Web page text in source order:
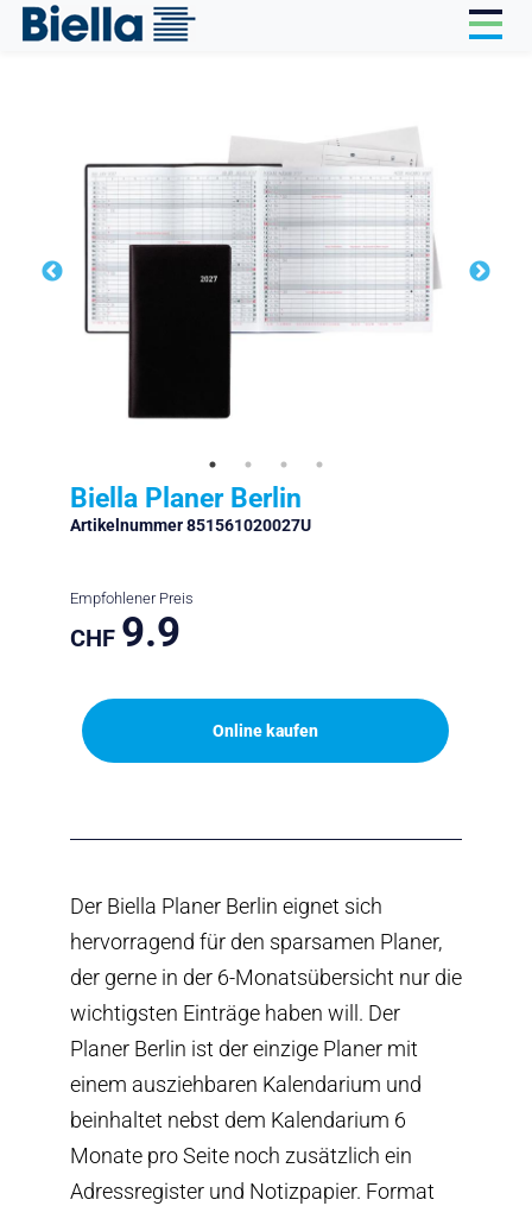
Biella Planer Berlin
Artikelnummer 851561020027U
Empfohlener Preis
CHF 9.9
Online kaufen
Der Biella Planer Berlin eignet sich
hervorragend für den sparsamen Planer,
der gerne in der 6-Monatsübersicht nur die
wichtigsten Einträge haben will. Der
Planer Berlin ist der einzige Planer mit
einem ausziehbaren Kalendarium und
beinhaltet nebst dem Kalendarium 6
Monate pro Seite noch zusätzlich ein
Adressregister und Notizpapier. Format
Cookie-Einstellungen